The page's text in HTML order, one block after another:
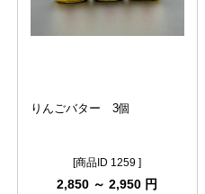
りんごバター 3個
[商品ID 1259 ]
2,850 ～ 2,950 円